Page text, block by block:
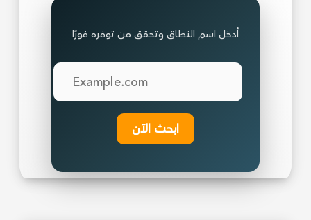
أدخل اسم النطاق وتحقق من توفره فورًا
ابحث الآن